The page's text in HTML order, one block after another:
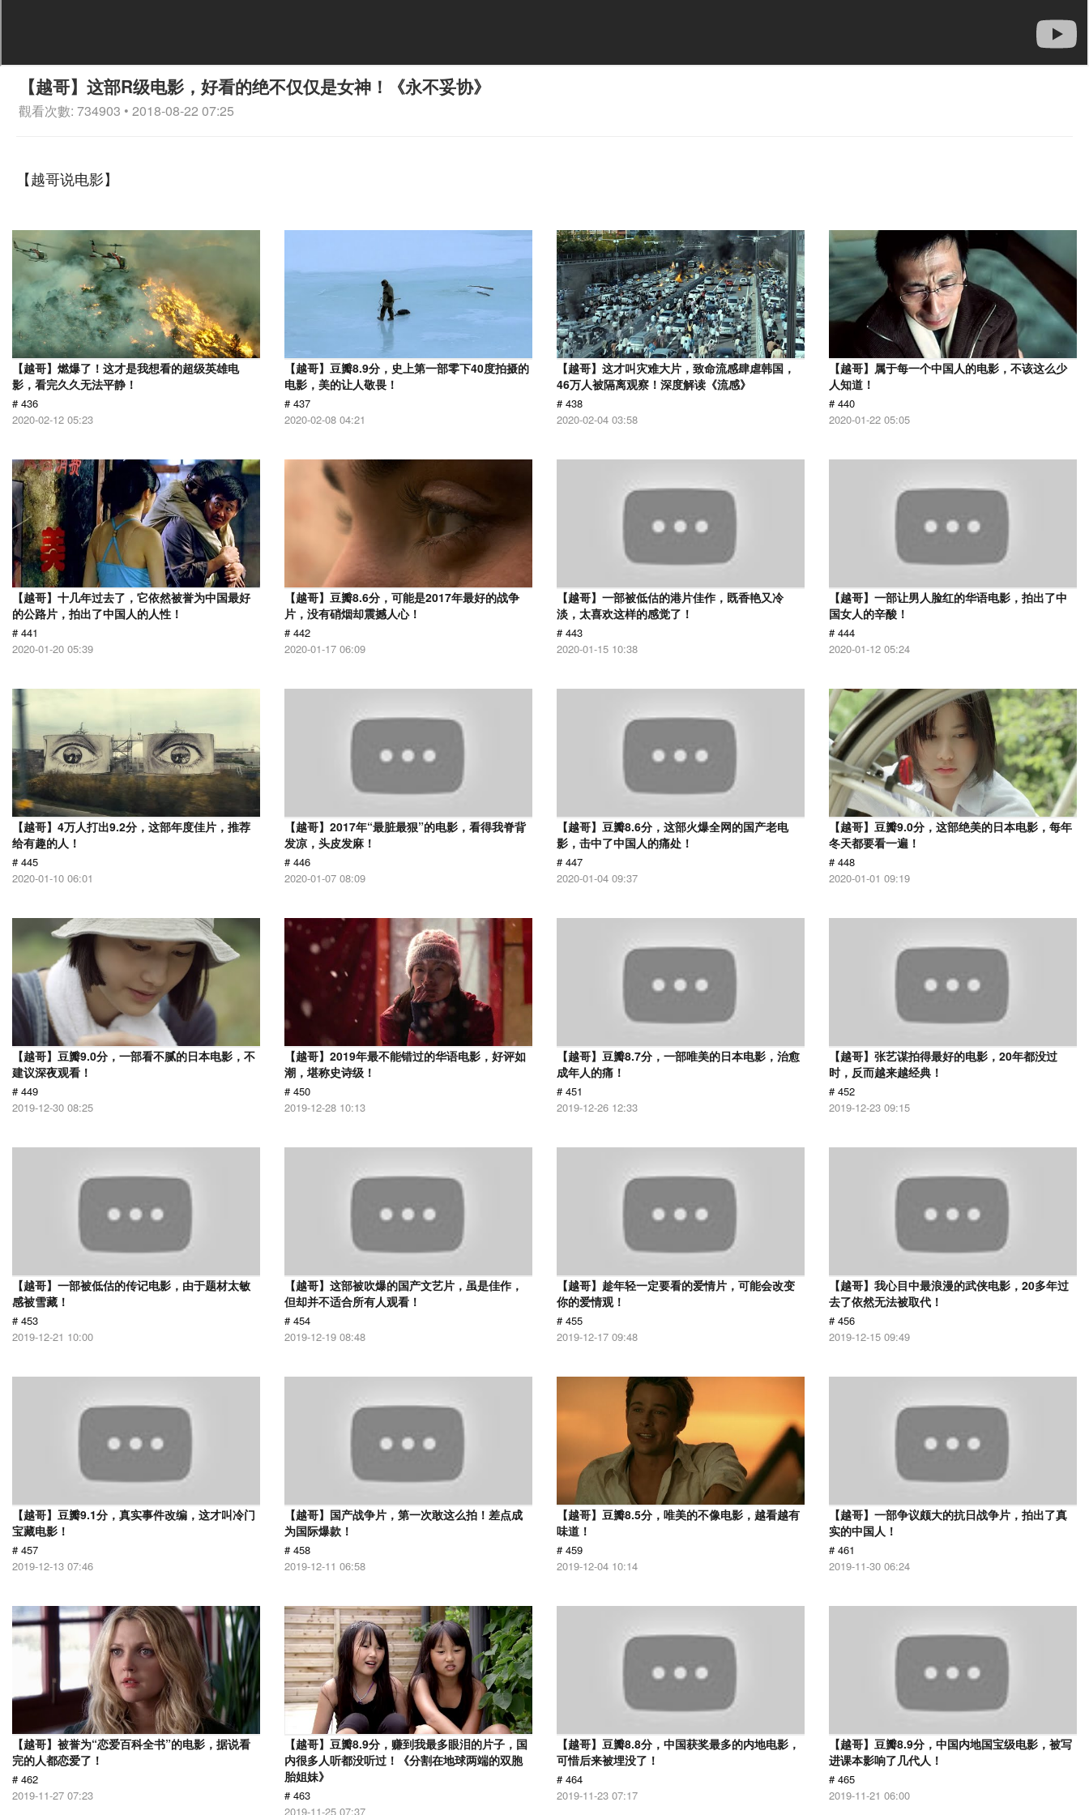
【越哥】这部R级电影，好看的绝不仅仅是女神！《永不妥协》
觀看次數: 734903 • 2018-08-22 07:25
【越哥说电影】
【越哥】燃爆了！这才是我想看的超级英雄电
影，看完久久无法平静！
# 436
2020-02-12 05:23
【越哥】豆瓣8.9分，史上第一部零下40度拍摄的
电影，美的让人敬畏！
# 437
2020-02-08 04:21
【越哥】这才叫灾难大片，致命流感肆虐韩国，
46万人被隔离观察！深度解读《流感》
# 438
2020-02-04 03:58
【越哥】属于每一个中国人的电影，不该这么少
人知道！
# 440
2020-01-22 05:05
【越哥】十几年过去了，它依然被誉为中国最好
的公路片，拍出了中国人的人性！
# 441
2020-01-20 05:39
【越哥】豆瓣8.6分，可能是2017年最好的战争
片，没有硝烟却震撼人心！
# 442
2020-01-17 06:09
【越哥】一部被低估的港片佳作，既香艳又冷
淡，太喜欢这样的感觉了！
# 443
2020-01-15 10:38
【越哥】一部让男人脸红的华语电影，拍出了中
国女人的辛酸！
# 444
2020-01-12 05:24
【越哥】4万人打出9.2分，这部年度佳片，推荐
给有趣的人！
# 445
2020-01-10 06:01
【越哥】2017年“最脏最狠”的电影，看得我脊背
发凉，头皮发麻！
# 446
2020-01-07 08:09
【越哥】豆瓣8.6分，这部火爆全网的国产老电
影，击中了中国人的痛处！
# 447
2020-01-04 09:37
【越哥】豆瓣9.0分，这部绝美的日本电影，每年
冬天都要看一遍！
# 448
2020-01-01 09:19
【越哥】豆瓣9.0分，一部看不腻的日本电影，不
建议深夜观看！
# 449
2019-12-30 08:25
【越哥】2019年最不能错过的华语电影，好评如
潮，堪称史诗级！
# 450
2019-12-28 10:13
【越哥】豆瓣8.7分，一部唯美的日本电影，治愈
成年人的痛！
# 451
2019-12-26 12:33
【越哥】张艺谋拍得最好的电影，20年都没过
时，反而越来越经典！
# 452
2019-12-23 09:15
【越哥】一部被低估的传记电影，由于题材太敏
感被雪藏！
# 453
2019-12-21 10:00
【越哥】这部被吹爆的国产文艺片，虽是佳作，
但却并不适合所有人观看！
# 454
2019-12-19 08:48
【越哥】趁年轻一定要看的爱情片，可能会改变
你的爱情观！
# 455
2019-12-17 09:48
【越哥】我心目中最浪漫的武侠电影，20多年过
去了依然无法被取代！
# 456
2019-12-15 09:49
【越哥】豆瓣9.1分，真实事件改编，这才叫冷门
宝藏电影！
# 457
2019-12-13 07:46
【越哥】国产战争片，第一次敢这么拍！差点成
为国际爆款！
# 458
2019-12-11 06:58
【越哥】豆瓣8.5分，唯美的不像电影，越看越有
味道！
# 459
2019-12-04 10:14
【越哥】一部争议颇大的抗日战争片，拍出了真
实的中国人！
# 461
2019-11-30 06:24
【越哥】被誉为“恋爱百科全书”的电影，据说看
完的人都恋爱了！
# 462
2019-11-27 07:23
【越哥】豆瓣8.9分，赚到我最多眼泪的片子，国
内很多人听都没听过！《分割在地球两端的双胞
胎姐妹》
# 463
2019-11-25 07:37
【越哥】豆瓣8.8分，中国获奖最多的内地电影，
可惜后来被埋没了！
# 464
2019-11-23 07:17
【越哥】豆瓣8.9分，中国内地国宝级电影，被写
进课本影响了几代人！
# 465
2019-11-21 06:00